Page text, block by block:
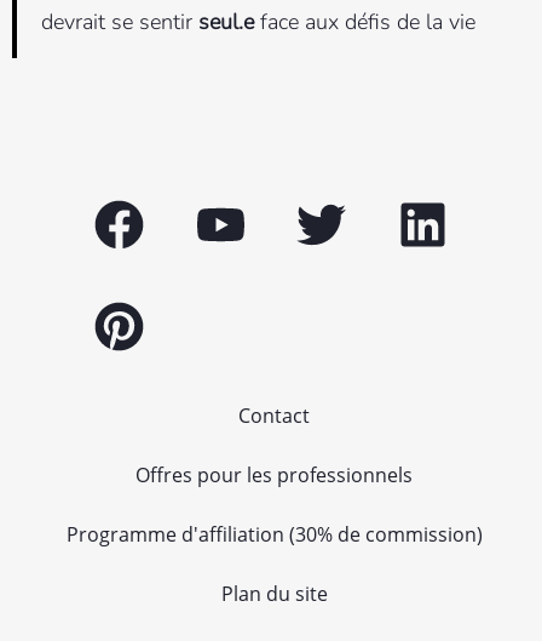
devrait se sentir seul.eface aux défis de la vie
Contact
Offres pour les professionnels
Programme d'affiliation (30% de commission)
Plan du site